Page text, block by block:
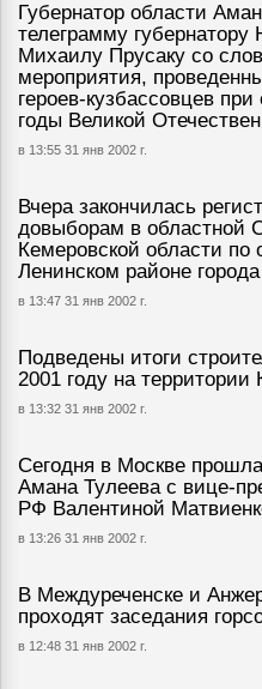
Губернатор области
телеграмму губернатору
Михаилу Прусаку со
мероприятия,
героев-кузбассовцев
годы Великой
в 13:55 31 янв 2002 г.
Вчера закончилась
довыборам в областной
Кемеровской области по
Ленинском районе
в 13:47 31 янв 2002 г.
Подведены итоги
2001 году на территории
в 13:32 31 янв 2002 г.
Сегодня в Москве
Амана Тулеева с вице-
РФ Валентиной
в 13:26 31 янв 2002 г.
В Междуреченске и
проходят заседания
в 12:48 31 янв 2002 г.